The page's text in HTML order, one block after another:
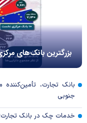
بزرگترین بانک‌های
جنوبی
خدمات چک در بانک تجارت؛